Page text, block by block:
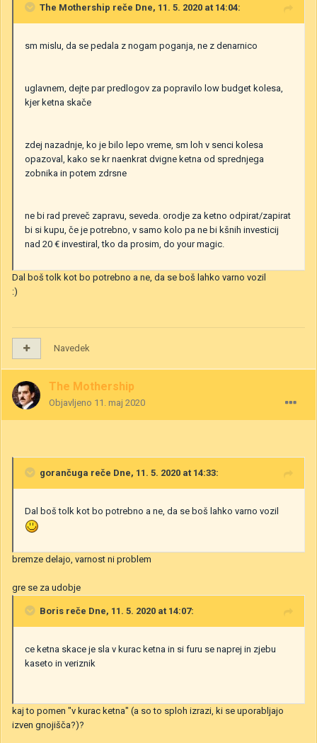
The Mothership reče Dne, 11. 5. 2020 at 14:04:
sm mislu, da se pedala z nogam poganja, ne z denarnico
uglavnem, dejte par predlogov za popravilo low budget kolesa,
kjer ketna skače
zdej nazadnje, ko je bilo lepo vreme, sm loh v senci kolesa
opazoval, kako se kr naenkrat dvigne ketna od sprednjega
zobnika in potem zdrsne
ne bi rad preveč zapravu, seveda. orodje za ketno odpirat/zapirat
bi si kupu, če je potrebno, v samo kolo pa ne bi kšnih investicij
nad 20 € investiral, tko da prosim, do your magic.
Dal boš tolk kot bo potrebno a ne, da se boš lahko varno vozil
:)
Navedek
The Mothership
Objavljeno 11. maj 2020
gorančuga reče Dne, 11. 5. 2020 at 14:33:
Dal boš tolk kot bo potrebno a ne, da se boš lahko varno vozil
bremze delajo, varnost ni problem
gre se za udobje
Boris reče Dne, 11. 5. 2020 at 14:07:
ce ketna skace je sla v kurac ketna in si furu se naprej in zjebu
kaseto in veriznik
kaj to pomen "v kurac ketna" (a so to sploh izrazi, ki se uporabljajo
izven gnojišča?)?